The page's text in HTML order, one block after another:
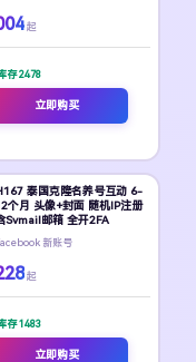
起
存 2478
立即购买
泰国克隆名养号互动 6-
个月 头像+封面 随机IP注册
Svmail邮箱 全开2FA
新账号
起
存 1483
立即购买